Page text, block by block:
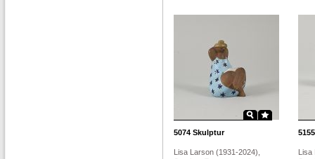
5074 Skulptur
Lisa Larson (1931-2024),
5155
Lisa